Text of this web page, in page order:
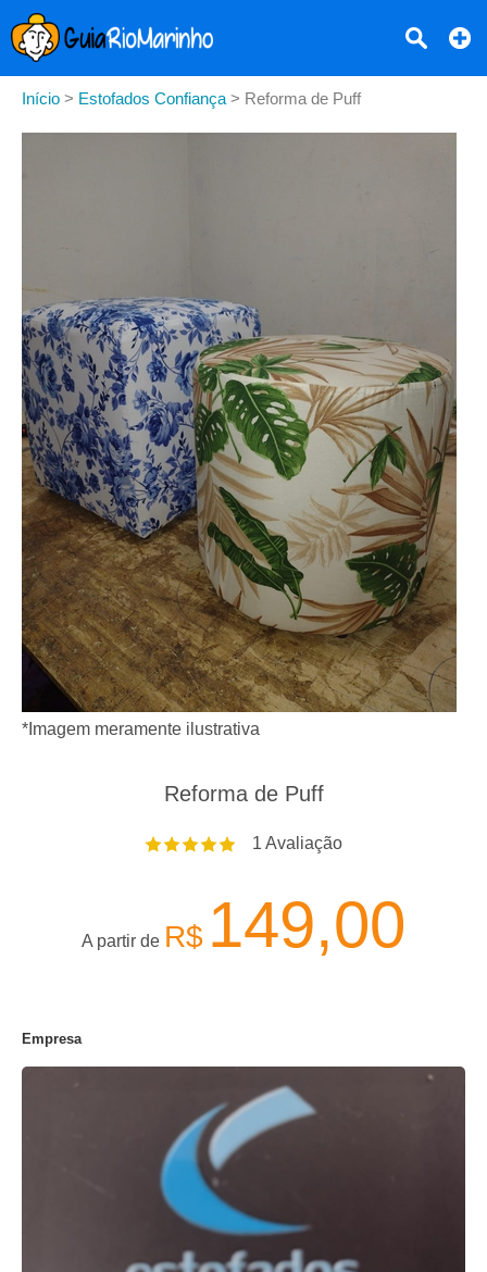
Início > Estofados Confiança > Reforma de Puff
*Imagem meramente ilustrativa
Reforma de Puff
1 Avaliação
A partir de R$ 149,00
Empresa